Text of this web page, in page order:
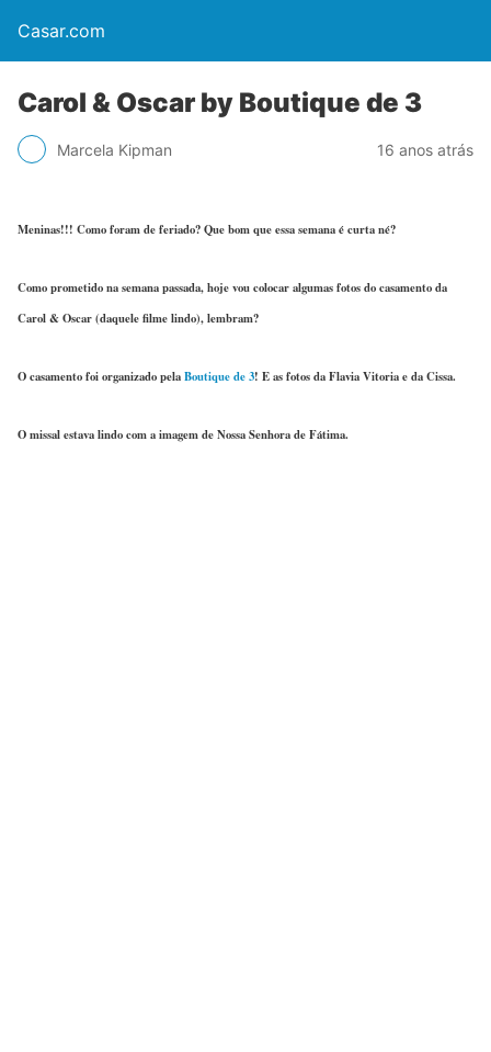
Casar.com
Carol & Oscar by Boutique de 3
Marcela Kipman 16 anos atrás
Meninas!!! Como foram de feriado? Que bom que essa semana é curta né?
Como prometido na semana passada, hoje vou colocar algumas fotos do casamento da
Carol & Oscar (daquele filme lindo), lembram?
O casamento foi organizado pelaBoutique de 3! E as fotos da Flavia Vitoria e da Cissa.
O missal estava lindo com a imagem de Nossa Senhora de Fátima.